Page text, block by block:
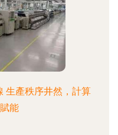
生產秩序井然，計算
能